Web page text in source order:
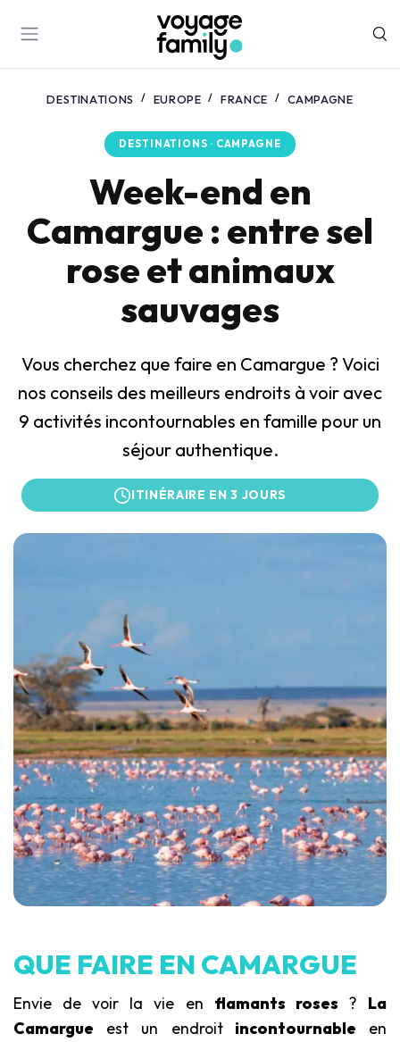
DESTINATIONS EUROPE FRANCE CAMPAGNE
DESTINATIONS · CAMPAGNE
Week-end en
Camargue : entre sel
rose et animaux
sauvages
Vous cherchez que faire en Camargue ? Voici
nos conseils des meilleurs endroits à voir avec
9 activités incontournables en famille pour un
séjour authentique.
ITINÉRAIRE EN 3 JOURS
QUE FAIRE EN CAMARGUE
Envie de voir la vie en flamants roses ? La
Camargue est un endroitincontournable en